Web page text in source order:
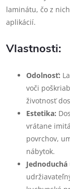
laminátu, čo z
aplikácií.
Vlastnosti:
Odolnosť:
voči
životnosť
Estetika:
vrátane
povrchov,
nábytok.
Jednoduchá